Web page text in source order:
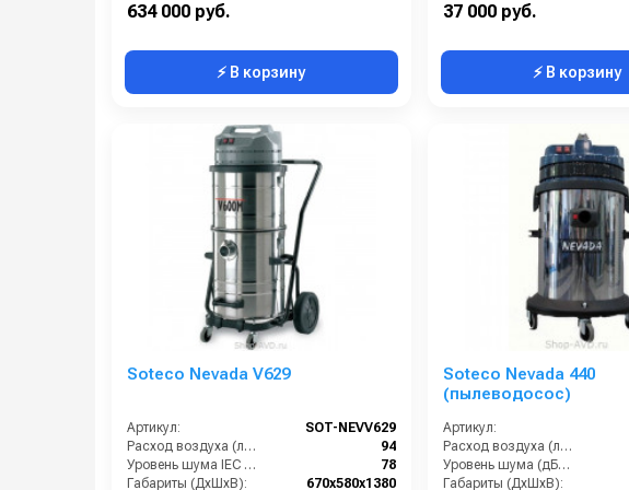
634 000 руб.
⚡ В корзину
37 000 руб.
⚡ В корзину
Soteco Nevada V629
Артикул:
SOT-NEVV629
Расход воздуха (л/сек):
94
Уровень шума IEC 704 (дБ(А)):
78
Габариты (ДхШхВ):
670х580х1380
Soteco Nevada 440
(пылеводосос)
Артикул:
Расход воздуха (л/сек):
Уровень шума (дБ(А)):
Габариты (ДхШхВ):